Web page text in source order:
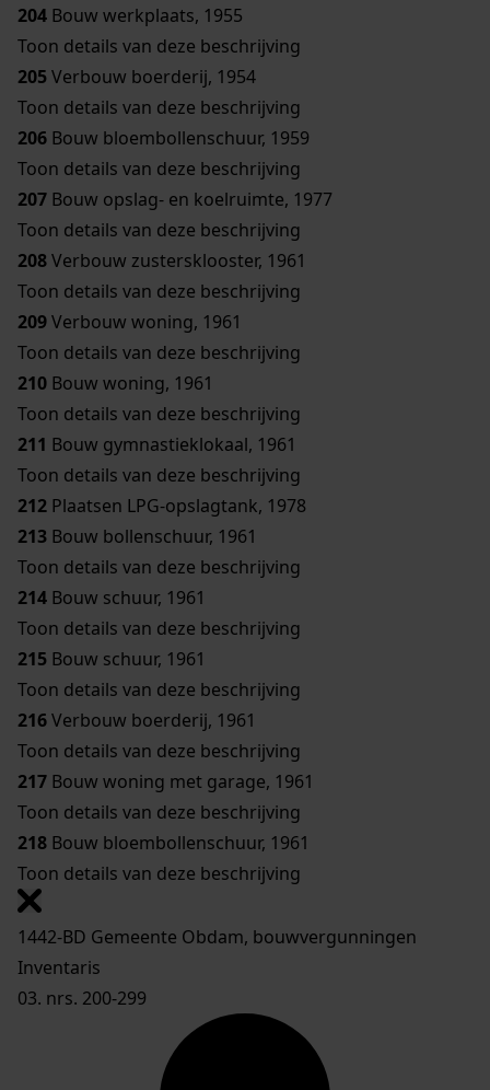
204 Bouw werkplaats, 1955
Toon details van deze beschrijving
205Verbouw boerderij, 1954
Toon details van deze beschrijving
206 Bouw bloembollenschuur, 1959
Toon details van deze beschrijving
207 Bouw opslag- en koelruimte, 1977
Toon details van deze beschrijving
208Verbouw zustersklooster, 1961
Toon details van deze beschrijving
209Verbouw woning, 1961
Toon details van deze beschrijving
210 Bouw woning, 1961
Toon details van deze beschrijving
211 Bouw gymnastieklokaal, 1961
Toon details van deze beschrijving
212 Plaatsen LPG-opslagtank, 1978
213 Bouw bollenschuur, 1961
Toon details van deze beschrijving
214 Bouw schuur, 1961
Toon details van deze beschrijving
215 Bouw schuur, 1961
Toon details van deze beschrijving
216Verbouw boerderij, 1961
Toon details van deze beschrijving
217 Bouw woning met garage, 1961
Toon details van deze beschrijving
218 Bouw bloembollenschuur, 1961
Toon details van deze beschrijving
1442-BD Gemeente Obdam, bouwvergunningen
Inventaris
03. nrs. 200-299